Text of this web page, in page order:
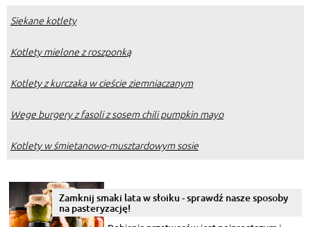
Siekane kotlety
Kotlety mielone z roszponką
Kotlety z kurczaka w cieście ziemniaczanym
Wege burgery z fasoli z sosem chili pumpkin mayo
Kotlety w śmietanowo-musztardowym sosie
Zamknij smaki lata w słoiku - sprawdź nasze sposoby
na pasteryzację!